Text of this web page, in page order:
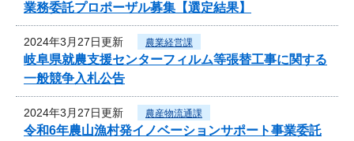
業務委託プロポーザル募集【選定結果】
2024年3月27日更新 農業経営課
岐阜県就農支援センターフィルム等張替工事に関する
一般競争入札公告
2024年3月27日更新 農産物流通課
令和6年農山漁村発イノベーションサポート事業委託